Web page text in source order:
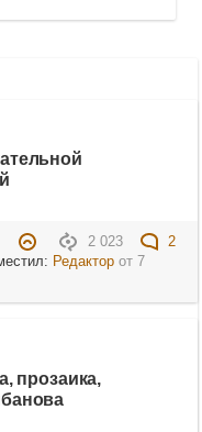
2 023
2
Редакторот 7
прозаика,